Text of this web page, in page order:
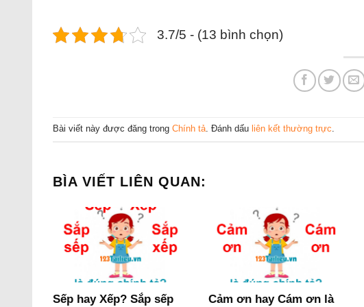
3.7/5 - (13 bình chọn)
Bài viết này được đăng trong Chính tả. Đánh dấu liên kết thường trực.
BÌA VIẾT LIÊN QUAN:
Sếp hay Xếp? Sắp sếp
Cảm ơn hay Cám ơn là